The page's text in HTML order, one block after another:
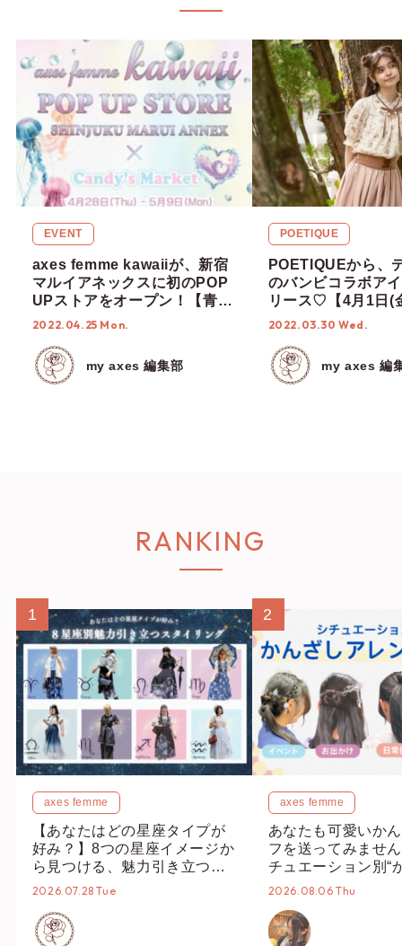
EVENT
axes femme kawaiiが、新宿
マルイアネックスに初のPOP
UPストアをオープン！【青木
美沙子さん、Rin Rin Dollさ
2022.04.25 Mon.
my axes 編集部
POETIQUE
POETIQUEから、
のバンビコラボア
リース♡【4月1日(
始】
2022.03.30 Wed.
my axes 編
RANKING
1
axes femme
【あなたはどの星座タイプが
好み？】8つの星座イメージか
ら見つける、魅力引き立つス
タイリング♡
2026.07.28 Tue
2
axes femme
あなたも可愛いか
フを送ってみませ
チュエーション別“
オススメ【ショッ
2026.08.06 Thu